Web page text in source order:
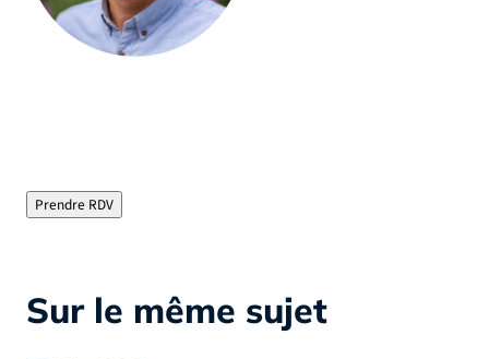
Prendre RDV
Sur le même sujet